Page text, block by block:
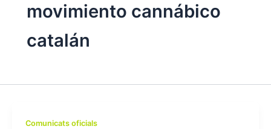
movimiento cannábico
catalán
Comunicats oficials